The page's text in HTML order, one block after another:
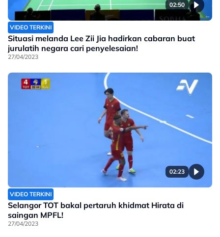
02:50
VIDEO TERKINI
Situasi melanda Lee Zii Jia hadirkan cabaran buat
jurulatih negara cari penyelesaian!
27/04/2023
02:23
VIDEO TERKINI
Selangor TOT bakal pertaruh khidmat Hirata di
saingan MPFL!
27/04/2023